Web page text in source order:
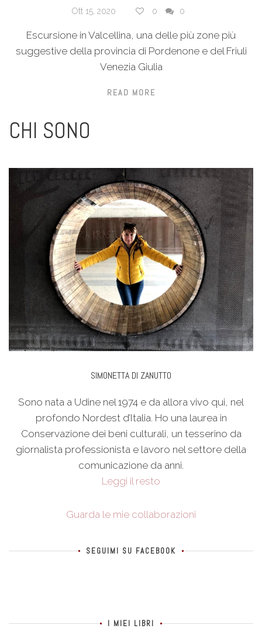
Ott 15, 2020 0 0
Escursione in Valcellina, una delle più zone più
suggestive della provincia di Pordenone e del Friuli
Venezia Giulia
READ MORE
CHI SONO
SIMONETTA DI ZANUTTO
Sono nata a Udine nel 1974 e da allora vivo qui, nel
profondo Nordest d’Italia. Ho una laurea in
Conservazione dei beni culturali, un tesserino da
giornalista professionista e lavoro nel settore della
comunicazione da anni.
Leggi il resto
Guarda le mie collaborazioni
SEGUIMI SU FACEBOOK
I MIEI LIBRI